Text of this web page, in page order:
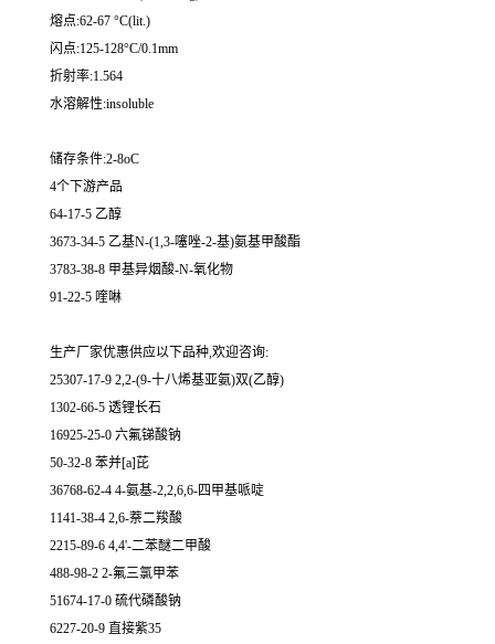
熔点:62-67 °C(lit.)
闪点:125-128°C/0.1mm
折射率:1.564
水溶解性:insoluble
储存条件:2-8oC
4个下游产品
64-17-5 乙醇
3673-34-5 乙基N-(1,3-噻唑-2-基)氨基甲酸酯
3783-38-8 甲基异烟酸-N-氧化物
91-22-5 喹啉
生产厂家优惠供应以下品种,欢迎咨询:
25307-17-9 2,2-(9-十八烯基亚氨)双(乙醇)
1302-66-5 透锂长石
16925-25-0 六氟锑酸钠
50-32-8 苯并[a]芘
36768-62-4 4-氨基-2,2,6,6-四甲基哌啶
1141-38-4 2,6-萘二羧酸
2215-89-6 4,4'-二苯醚二甲酸
488-98-2 2-氟三氯甲苯
51674-17-0 硫代磷酸钠
6227-20-9 直接紫35